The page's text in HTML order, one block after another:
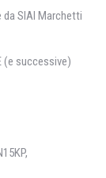
SIAI Marchetti
(e successive)
N58FD